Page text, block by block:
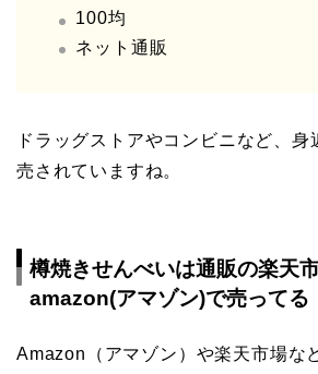
100均
ネット通販
ドラッグストアやコンビニなど、身
売されていますね。
樽焼きせんべいは通販の楽天
amazon(アマゾン)で売ってる
Amazon（アマゾン）や楽天市場な